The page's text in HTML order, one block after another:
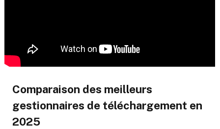
Comparaison des meilleurs
gestionnaires de téléchargement en
2025